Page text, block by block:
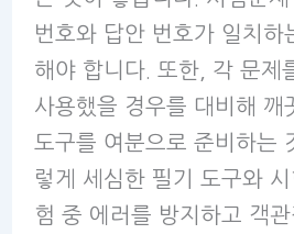
번호와 답안 번호가 일치하
해야 합니다. 또한, 각 문제
사용했을 경우를 대비해 깨
도구를 여분으로 준비하는
렇게 세심한 필기 도구와 시
험 중 에러를 방지하고 객